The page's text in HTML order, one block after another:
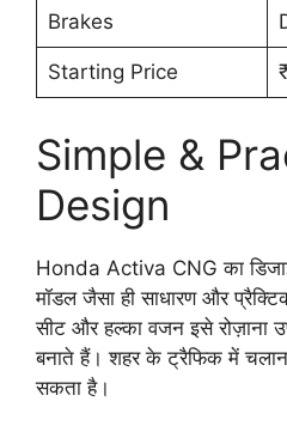
Brakes
Starting Price
Simple &
Design
Honda Activa CNG का
मॉडल जैसा ही साधारण और
सीट और हल्का वजन इसे रोज़ाना
बनाते हैं। शहर के ट्रैफिक में
सकता है।